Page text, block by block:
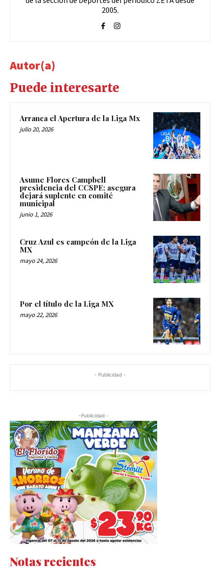
2005.
Autor(a)
Puede interesarte
Arranca el Apertura de la Liga Mx
julio 20, 2026
Asume Flores Campbell
presidencia del CCSPE; asegura
dejará suplente en comité
municipal
junio 1, 2026
Cruz Azul es campeón de la Liga
MX
mayo 24, 2026
Por el título de la Liga MX
mayo 22, 2026
- Publicidad -
-Publicidad -
Notas recientes